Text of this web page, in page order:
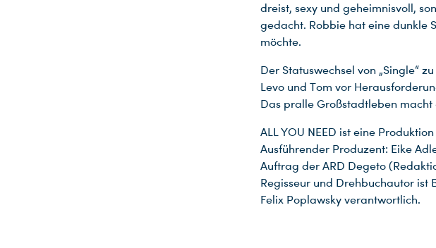
dreist, sexy und geheimnisvoll,
gedacht. Robbie hat eine dunkle
möchte.
Der Statuswechsel von „Single“
Levo und Tom vor
Das pralle Großstadtleben macht
ALL YOU NEED ist eine
Ausführender Produzent: Eike
Auftrag der ARD Degeto
Regisseur und Drehbuchautor ist
Felix Poplawsky verantwortlich.